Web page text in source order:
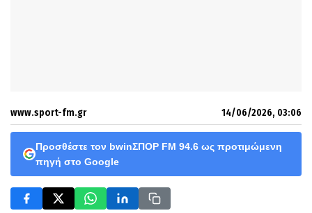
www.sport-fm.gr 14/06/2026, 03:06
Προσθέστε τον bwinΣΠΟΡ FM 94.6 ως προτιμώμενη
πηγή στο Google